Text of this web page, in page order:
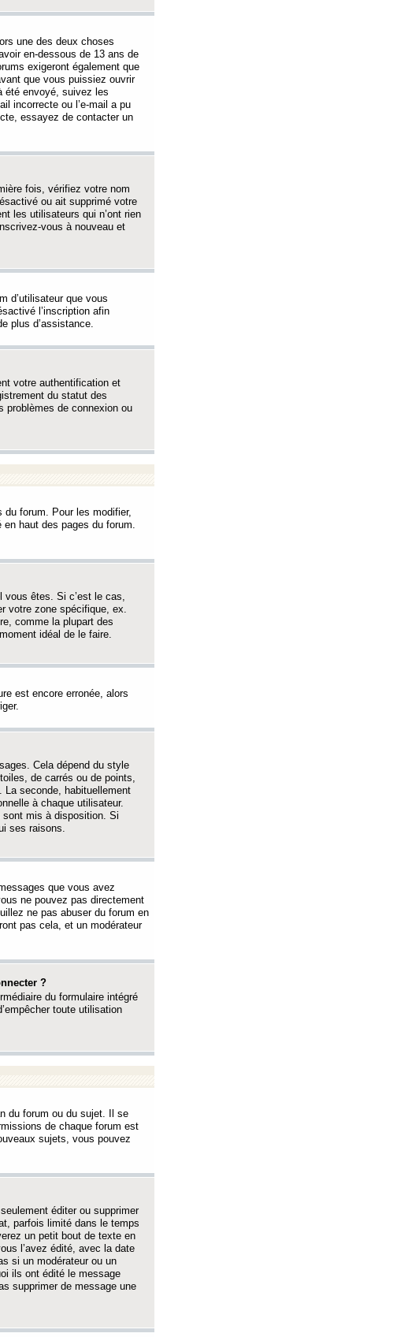
une des deux choses
en-dessous de 13 ans de
exigeront également que
que vous puissiez ouvrir
été envoyé, suivez les
incorrecte ou l’e-mail a pu
essayez de contacter un
fois, vérifiez votre nom
ou ait supprimé votre
les utilisateurs qui n’ont rien
vous à nouveau et
d’utilisateur que vous
l’inscription afin
plus d’assistance.
votre authentification et
du statut des
problèmes de connexion ou
forum. Pour les modifier,
haut des pages du forum.
vous êtes. Si c’est le cas,
votre zone spécifique, ex.
comme la plupart des
idéal de le faire.
est encore erronée, alors
Cela dépend du style
de carrés ou de points,
seconde, habituellement
à chaque utilisateur.
sont mis à disposition. Si
ses raisons.
que vous avez
ne pouvez pas directement
ne pas abuser du forum en
pas cela, et un modérateur
?
du formulaire intégré
toute utilisation
du forum ou du sujet. Il se
de chaque forum est
sujets, vous pouvez
éditer ou supprimer
parfois limité dans le temps
un petit bout de texte en
l’avez édité, avec la date
si un modérateur ou un
ils ont édité le message
supprimer de message une